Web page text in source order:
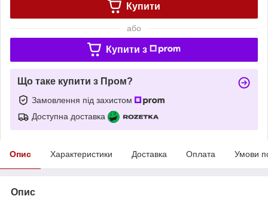
Купити
або
Купити з
Що таке купити з Пром?
Замовлення під захистом
Доступна доставка
Опис Характеристики Доставка Оплата Умови
Опис